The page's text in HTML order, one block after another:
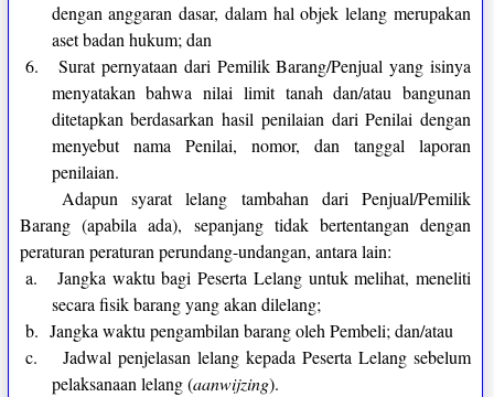
dengan anggaran dasar, dalam hal objek lelang merupakan
aset badan hukum; dan
6.
Surat pernyataan dari Pemilik Barang/Penjual yang isinya
menyatakan bahwa nilai limit tanah dan/atau bangunan
ditetapkan berdasarkan hasil penilaian dari Penilai dengan
menyebut nama Penilai, nomor, dan tanggal laporan
penilaian.
Adapun syarat lelang tambahan dari Penjual/Pemilik
Barang (apabila ada), sepanjang tidak bertentangan dengan
peraturan peraturan perundang-undangan, antara lain:
a.
Jangka waktu bagi Peserta Lelang untuk melihat, meneliti
secara fisik barang yang akan dilelang;
b. Jangka waktu pengambilan barang oleh Pembeli; dan/atau
c.
Jadwal penjelasan lelang kepada Peserta Lelang sebelum
pelaksanaan lelang (aanwijzing).